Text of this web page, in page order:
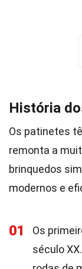
História
Os patinetes
remonta a
brinquedos
modernos e
01
Os
século